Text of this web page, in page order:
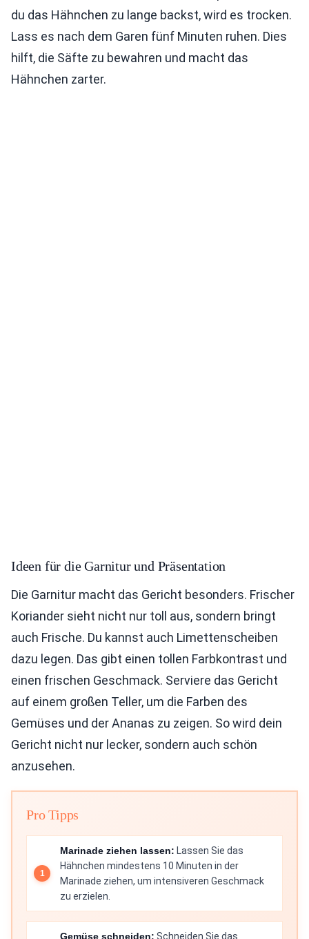
du das Hähnchen zu lange backst, wird es trocken.
Lass es nach dem Garen fünf Minuten ruhen. Dies
hilft, die Säfte zu bewahren und macht das
Hähnchen zarter.
Ideen für die Garnitur und Präsentation
Die Garnitur macht das Gericht besonders. Frischer
Koriander sieht nicht nur toll aus, sondern bringt
auch Frische. Du kannst auch Limettenscheiben
dazu legen. Das gibt einen tollen Farbkontrast und
einen frischen Geschmack. Serviere das Gericht
auf einem großen Teller, um die Farben des
Gemüses und der Ananas zu zeigen. So wird dein
Gericht nicht nur lecker, sondern auch schön
anzusehen.
Pro Tipps
Marinade ziehen lassen: Lassen Sie das
Hähnchen mindestens 10 Minuten in der
Marinade ziehen, um intensiveren Geschmack
zu erzielen.
Gemüse schneiden: Schneiden Sie das